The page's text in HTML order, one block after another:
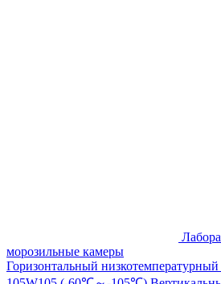
морозильные камеры
Горизонтальный